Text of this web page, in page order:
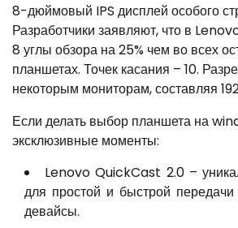
8-дюймовый IPS дисплей особого
Разработчики заявляют, что в
8 углы обзора на 25% чем во всех
планшетах. Точек касания – 10.
некоторым мониторам, составляя
Если делать выбор планшета на
эксклюзивные моменты:
Lenovo QuickCast 2.0 –
для простой и быстрой
девайсы.